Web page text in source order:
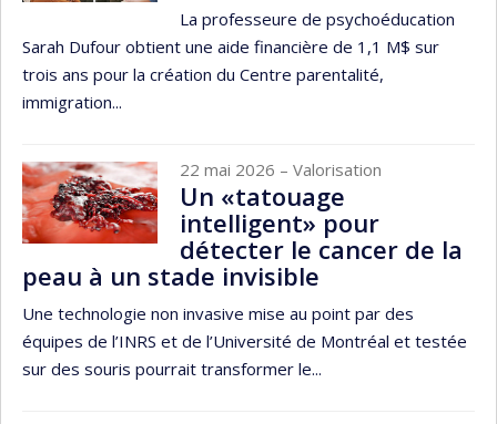
La professeure de psychoéducation
Sarah Dufour obtient une aide financière de 1,1 M$ sur
trois ans pour la création du Centre parentalité,
immigration...
22 mai 2026 – Valorisation
Un «tatouage
intelligent» pour
détecter le cancer de la
peau à un stade invisible
Une technologie non invasive mise au point par des
équipes de l’INRS et de l’Université de Montréal et testée
sur des souris pourrait transformer le...